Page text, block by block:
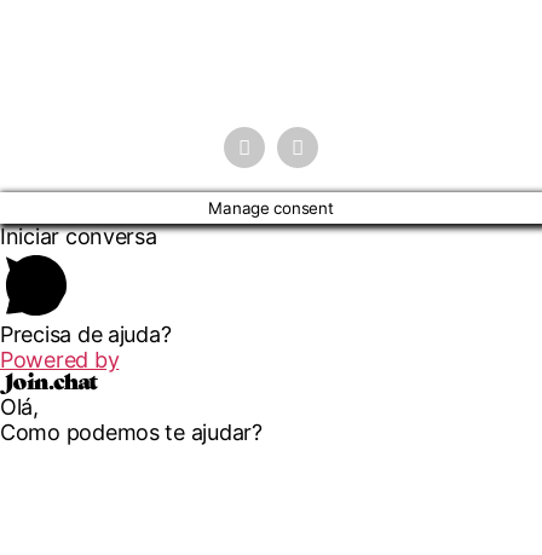
Manage consent
Iniciar conversa
Precisa de ajuda?
Powered by
Olá,
Como podemos te ajudar?